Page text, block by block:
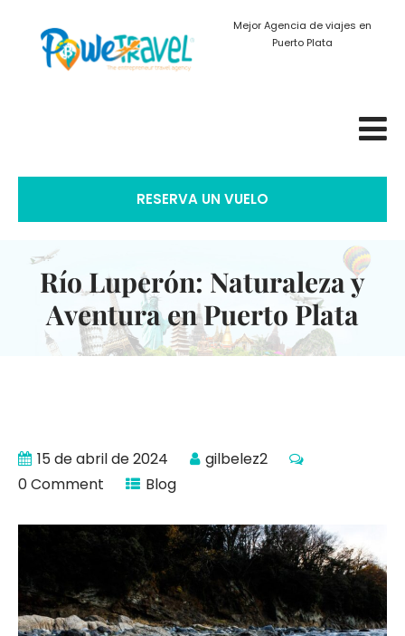
Mejor Agencia de viajes en
Puerto Plata
RESERVA UN VUELO
Río Luperón: Naturaleza y
Aventura en Puerto Plata
15 de abril de 2024
gilbelez2
0 Comment
Blog